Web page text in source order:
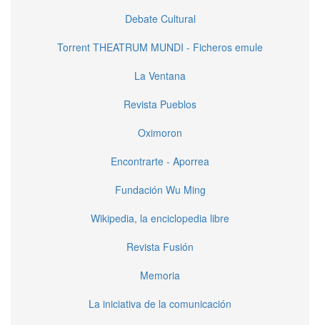
Debate Cultural
Torrent THEATRUM MUNDI - Ficheros emule
La Ventana
Revista Pueblos
Oximoron
Encontrarte - Aporrea
Fundación Wu Ming
Wikipedia, la enciclopedia libre
Revista Fusión
Memoria
La iniciativa de la comunicación